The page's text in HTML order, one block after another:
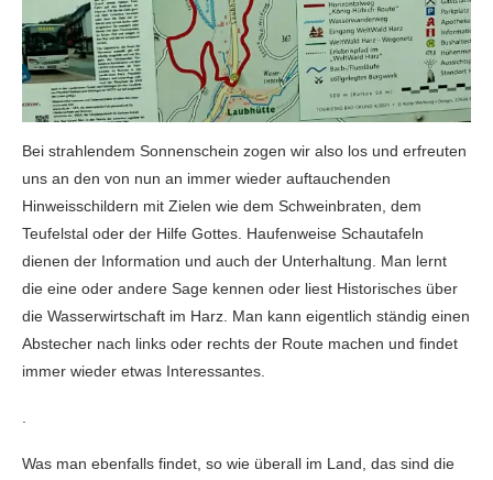
Bei strahlendem Sonnenschein zogen wir also los und erfreuten
uns an den von nun an immer wieder auftauchenden
Hinweisschildern mit Zielen wie dem Schweinbraten, dem
Teufelstal oder der Hilfe Gottes. Haufenweise Schautafeln
dienen der Information und auch der Unterhaltung. Man lernt
die eine oder andere Sage kennen oder liest Historisches über
die Wasserwirtschaft im Harz. Man kann eigentlich ständig einen
Abstecher nach links oder rechts der Route machen und findet
immer wieder etwas Interessantes.
Was man ebenfalls findet, so wie überall im Land, das sind die